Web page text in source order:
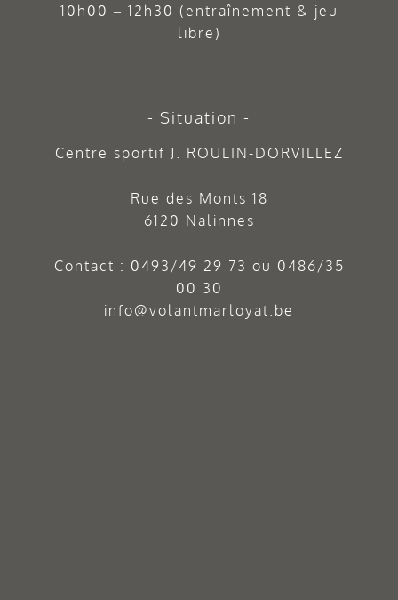
10h00 – 12h30 (entraînement & jeu
libre)
Situation
Centre sportif J. ROULIN-DORVILLEZ
Rue des Monts 18
6120 Nalinnes
Contact : 0493/49 29 73 ou 0486/35
00 30
info@volantmarloyat.be